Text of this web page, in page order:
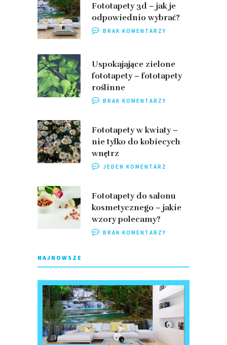
Fototapety 3d – jak je
odpowiednio wybrać?
BRAK KOMENTARZY
Uspokajające zielone
fototapety – fototapety
roślinne
BRAK KOMENTARZY
Fototapety w kwiaty –
nie tylko do kobiecych
wnętrz
JEDEN KOMENTARZ
Fototapety do salonu
kosmetycznego – jakie
wzory polecamy?
BRAK KOMENTARZY
NAJNOWSZE